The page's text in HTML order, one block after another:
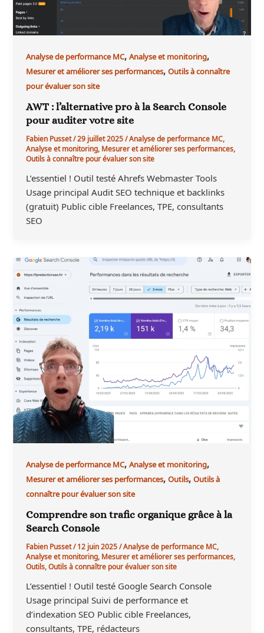
Analyse de performance MC,Analyse et monitoring,
Mesurer et améliorer ses performances,Outils à connaître
pour évaluer son site
AWT : l’alternative pro à la Search Console
pour auditer votre site
Fabien Pusset/29 juillet 2025/Analyse de performance MC,
Analyse et monitoring,Mesurer et améliorer ses performances,
Outils à connaître pour évaluer son site
L’essentiel ! Outil testé Ahrefs Webmaster Tools
Usage principal Audit SEO technique et backlinks
(gratuit) Public cible Freelances, TPE, consultants
SEO
Analyse de performance MC,Analyse et monitoring,
Mesurer et améliorer ses performances,Outils,Outils à
connaître pour évaluer son site
Comprendre son trafic organique grâce à la
Search Console
Fabien Pusset/12 juin 2025/Analyse de performance MC,
Analyse et monitoring,Mesurer et améliorer ses performances,
Outils,Outils à connaître pour évaluer son site
L’essentiel ! Outil testé Google Search Console
Usage principal Suivi de performance et
d’indexation SEO Public cible Freelances,
consultants, TPE, rédacteurs